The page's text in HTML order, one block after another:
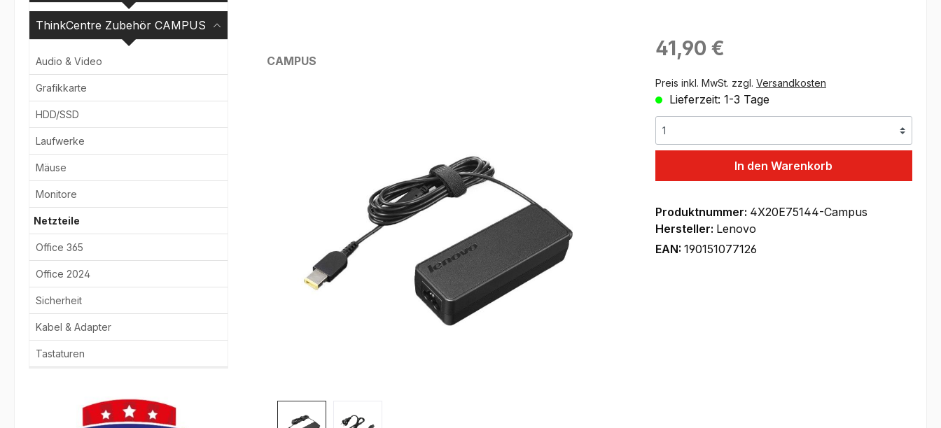
ThinkCentre Zubehör CAMPUS
Audio & Video
Grafikkarte
HDD/SSD
Laufwerke
Mäuse
Monitore
Netzteile
Office 365
Office 2024
Sicherheit
Kabel & Adapter
Tastaturen
CAMPUS
Regulärer Preis:
41,90 €
Preis inkl. MwSt. zzgl. Versandkosten
Lieferzeit: 1-3 Tage
In den Warenkorb
Produktnummer: 4X20E75144-Campus
Hersteller: Lenovo
EAN: 190151077126